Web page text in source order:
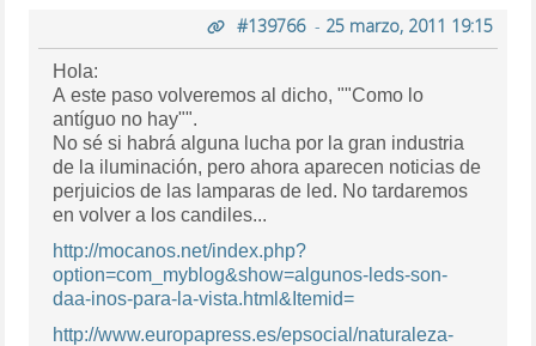
#139766- 25 marzo, 2011 19:15
Hola:
A este paso volveremos al dicho, ""Como lo
antíguo no hay"".
No sé si habrá alguna lucha por la gran industria
de la iluminación, pero ahora aparecen noticias de
perjuicios de las lamparas de led. No tardaremos
en volver a los candiles...
http://mocanos.net/index.php?
option=com_myblog&show=algunos-leds-son-
daa-inos-para-la-vista.html&Itemid=
http://www.europapress.es/epsocial/naturaleza-